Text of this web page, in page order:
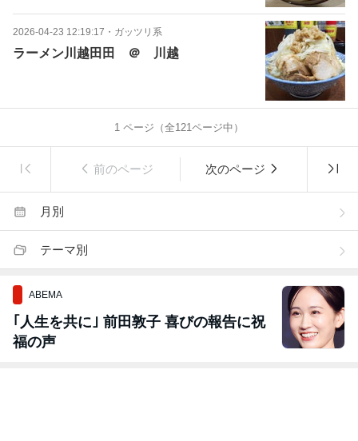
2026-04-23 12:19:17 ・ ガッツリ系
ラーメン川越田田 ＠ 川越
1 ページ（全121ページ中）
前のページ 次のページ
月別
テーマ別
ABEMA
｢人生を共に｣ 前田敦子 喜びの報告に祝
福の声